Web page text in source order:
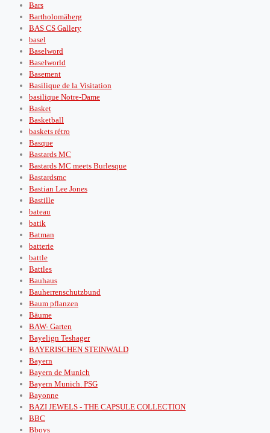
Bars
Bartholomäberg
BAS CS Gallery
basel
Baselword
Baselworld
Basement
Basilique de la Visitation
basilique Notre-Dame
Basket
Basketball
baskets rétro
Basque
Bastards MC
Bastards MC meets Burlesque
Bastardsmc
Bastian Lee Jones
Bastille
bateau
batik
Batman
batterie
battle
Battles
Bauhaus
Bauherrenschutzbund
Baum pflanzen
Bäume
BAW- Garten
Bayelign Teshager
BAYERISCHEN STEINWALD
Bayern
Bayern de Munich
Bayern Munich. PSG
Bayonne
BAZI JEWELS - THE CAPSULE COLLECTION
BBC
Bboys